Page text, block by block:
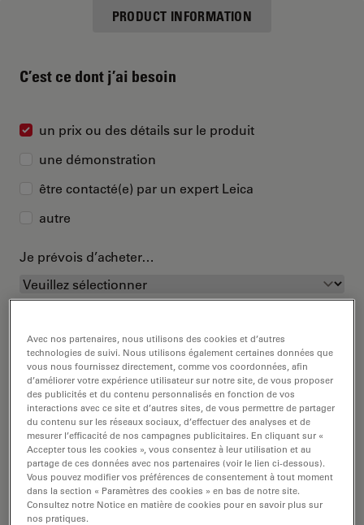
PRODUCT INFORMATION
C’est ce dont j’ai besoin
un prix ou des détails sur le produit
une démonstration
être contacté(e) par un expert Leica
autre
Je prévois d’acheter…
C’est moi
Titre académique en option
Prénom
Avec nos partenaires, nous utilisons des cookies et d’autres
technologies de suivi. Nous utilisons également certaines données que
vous nous fournissez directement, comme vos coordonnées, afin
d’améliorer votre expérience utilisateur sur notre site, de vous proposer
des publicités et du contenu personnalisés en fonction de vos
interactions avec ce site et d’autres sites, de vous permettre de partager
du contenu sur les réseaux sociaux, d’effectuer des analyses et de
mesurer l’efficacité de nos campagnes publicitaires. En cliquant sur «
Accepter tous les cookies », vous consentez à leur utilisation et au
partage de ces données avec nos partenaires (voir le lien ci-dessous).
Vous pouvez modifier vos préférences de consentement à tout moment
dans la section « Paramètres des cookies » en bas de notre site.
Consultez notre Notice en matière de cookies pour en savoir plus sur
nos pratiques.